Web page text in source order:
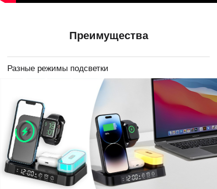
Преимущества
Разные режимы подсветки